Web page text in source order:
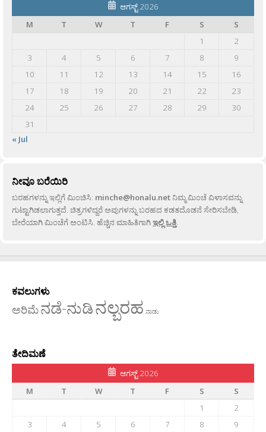
ಆಗಸ್ಟ್ 2026
M
T W T F S
S
1
2
3
4 5 6 7 8
9
10
11 12 13 14 15
16
17
18 19 20 21 22
23
24
25 26 27 28 29
30
31
« Jul
ನೀವೂ ಬರೆಯಿರಿ
ಬರಹಗಳನ್ನು ಇಲ್ಲಿಗೆ ಮಿಂಚಿಸಿ: minche@honalu.netನಿಮ್ಮ ಮಿಂಚೆ ವಿಳಾಸವನ್ನು
ಗುಟ್ಟಾಗಿಡಲಾಗುತ್ತದೆ. ಚಿತ್ರಗಳಿದ್ದರೆ ಅವುಗಳನ್ನು ಬರಹದ ಕಡತದೊಡನೆ ಸೇರಿಸಬೇಡಿ,
ಬೇರೆಯಾಗಿ ಮಿಂಚೆಗೆ ಅಂಟಿಸಿ. ಹೆಚ್ಚಿನ ಮಾಹಿತಿಗಾಗಿಇಲ್ಲಿ ಒತ್ತಿ.
ಕವಲುಗಳು
ಅರಿಮೆನಡೆ-ನುಡಿನಲ್ಬರಹ ನಾಡು
ತೇದಿಮಣೆ
ಆಗಸ್ಟ್ 2026
M
T W T F S
S
1
2
3
4 5 6 7 8
9